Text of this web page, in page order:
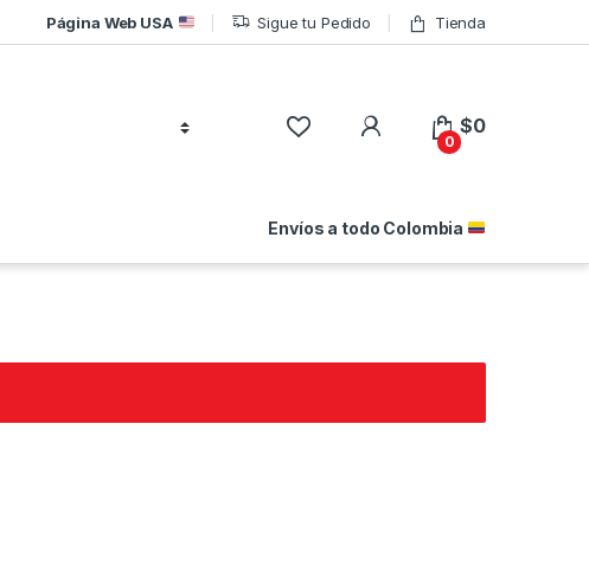
Página Web USA Sigue tu Pedido Tienda
0
$0
Envíos a todo Colombia